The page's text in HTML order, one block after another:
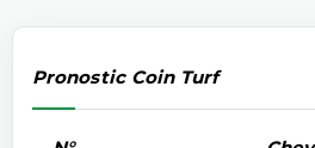
Pronostic Coin Turf